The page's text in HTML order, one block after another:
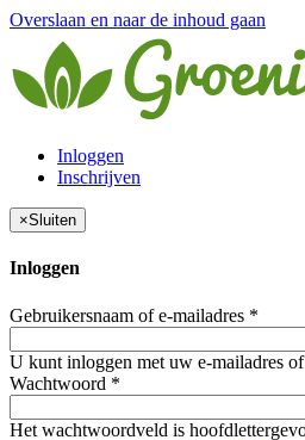
Overslaan en naar de inhoud gaan
Inloggen
Inschrijven
×Sluiten
Inloggen
Gebruikersnaam of e-mailadres *
U kunt inloggen met uw e-mailadres
Wachtwoord *
Het wachtwoordveld is